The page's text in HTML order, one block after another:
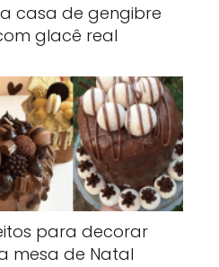
casa de gengibre
glacê real
para decorar
mesa de Natal